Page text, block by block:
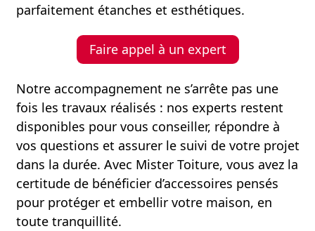
parfaitement étanches et esthétiques.
Faire appel à un expert
Notre accompagnement ne s’arrête pas une
fois les travaux réalisés : nos experts restent
disponibles pour vous conseiller, répondre à
vos questions et assurer le suivi de votre projet
dans la durée. Avec Mister Toiture, vous avez la
certitude de bénéficier d’accessoires pensés
pour protéger et embellir votre maison, en
toute tranquillité.